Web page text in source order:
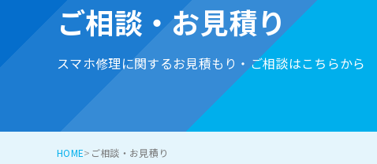
ご相談・お見積り
スマホ修理に関するお見積もり・ご相談はこちらから
HOME ご相談・お見積り